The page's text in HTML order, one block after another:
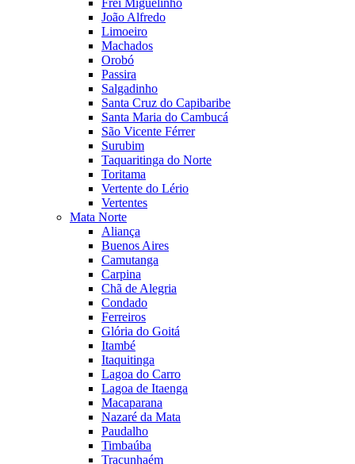
Frei Miguelinho
João Alfredo
Limoeiro
Machados
Orobó
Passira
Salgadinho
Santa Cruz do Capibaribe
Santa Maria do Cambucá
São Vicente Férrer
Surubim
Taquaritinga do Norte
Toritama
Vertente do Lério
Vertentes
Mata Norte
Aliança
Buenos Aires
Camutanga
Carpina
Chã de Alegria
Condado
Ferreiros
Glória do Goitá
Itambé
Itaquitinga
Lagoa do Carro
Lagoa de Itaenga
Macaparana
Nazaré da Mata
Paudalho
Timbaúba
Tracunhaém